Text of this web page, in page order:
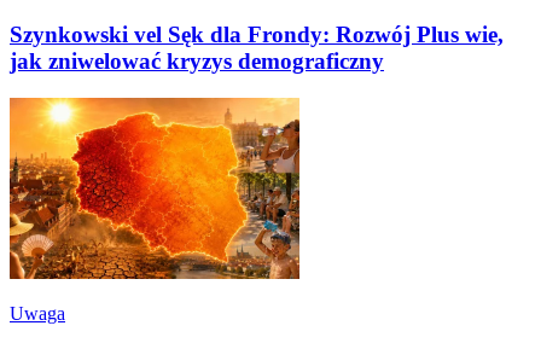
Szynkowski vel Sęk dla Frondy: Rozwój Plus wie,
jak zniwelować kryzys demograficzny
Uwaga